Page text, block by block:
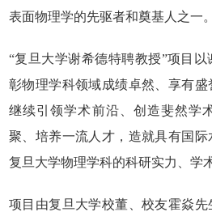
表面物理学的先驱者和奠基人之一。
“复旦大学谢希德特聘教授”项目
彰物理学科领域成绩卓然、享有
继续引领学术前沿、创造斐然学
聚、培养一流人才，造就具有国
复旦大学物理学科的科研实力、学
项目由复旦大学校董、校友霍焱先